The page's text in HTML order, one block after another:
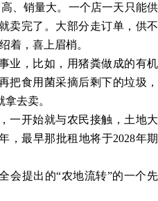
、销量大。一个店一天只能供
卖完了。大部分走订单，供不
着，喜上眉梢。
，比如，用猪粪做成的有机
把食用菌采摘后剩下的垃圾，
去卖。
开始就与农民接触，土地大
，最早那批租地将于2028年期
会提出的“农地流转”的一个先